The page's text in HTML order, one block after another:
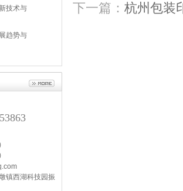
技术与
趋势与
镇西湖科技园振
下一篇： 杭州包装